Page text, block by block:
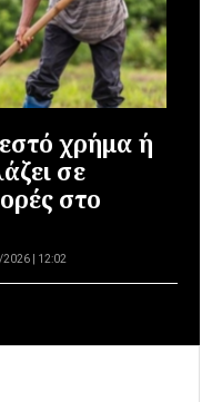
χρήμα ή
σε
στο
| 12:02